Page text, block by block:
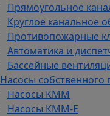
Прямоугольное
Круглое канальное
Противопожарные
Автоматика и
Бассейные
Насосы собственного
Насосы КММ
Насосы КММ-Е